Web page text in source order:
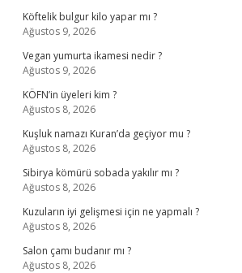
Köftelik bulgur kilo yapar mı ?
Ağustos 9, 2026
Vegan yumurta ikamesi nedir ?
Ağustos 9, 2026
KÖFN’in üyeleri kim ?
Ağustos 8, 2026
Kuşluk namazı Kuran’da geçiyor mu ?
Ağustos 8, 2026
Sibirya kömürü sobada yakılır mı ?
Ağustos 8, 2026
Kuzuların iyi gelişmesi için ne yapmalı ?
Ağustos 8, 2026
Salon çamı budanır mı ?
Ağustos 8, 2026